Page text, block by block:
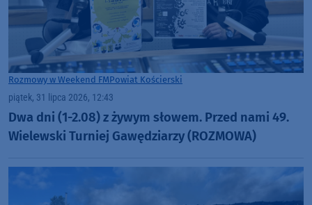
Rozmowy w Weekend FMPowiat Kościerski
piątek, 31 lipca 2026, 12:43
Dwa dni (1-2.08) z żywym słowem. Przed nami 49.
Wielewski Turniej Gawędziarzy (ROZMOWA)